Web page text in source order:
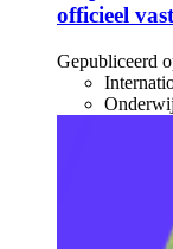
officieel
Gepubliceerd